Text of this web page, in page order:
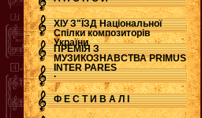
ХІУ З"ЇЗД Національної
Спілки композиторів
України
ПРЕМІЯ З
МУЗИКОЗНАВСТВА PRIMUS
INTER PARES
.
Ф Е С Т И В А Л І